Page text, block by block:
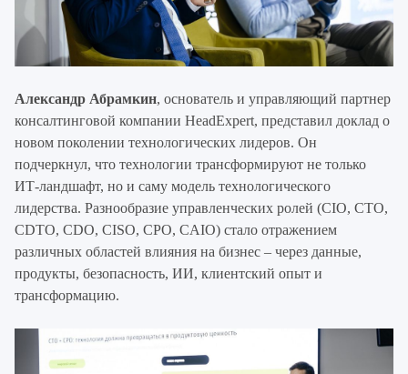
Александр Абрамкин, основатель и управляющий партнер
консалтинговой компании HeadExpert, представил доклад о
новом поколении технологических лидеров. Он
подчеркнул, что технологии трансформируют не только
ИТ-ландшафт, но и саму модель технологического
лидерства. Разнообразие управленческих ролей (CIO, CTO,
CDTO, CDO, CISO, CPO, CAIO) стало отражением
различных областей влияния на бизнес – через данные,
продукты, безопасность, ИИ, клиентский опыт и
трансформацию.